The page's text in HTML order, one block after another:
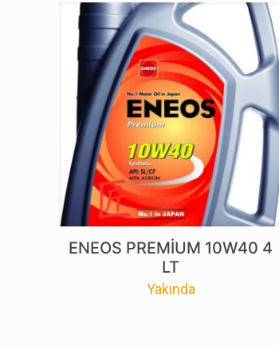
ENEOS PREMİUM 10W40 4
LT
Yakında